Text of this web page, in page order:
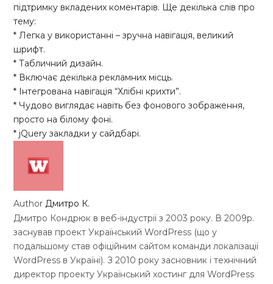
підтримку вкладених коментарів. Ще декілька слів про
тему:
* Легка у використанні – зручна навігація, великий
шрифт.
* Табличний дизайн.
* Включає декілька рекламних місць.
* Інтегрована навігація “Хлібні крихти”.
* Чудово виглядає навіть без фонового зображення,
просто на білому фоні.
* jQuery закладки у сайдбарі.
Author Дмитро К.
Дмитро Кондрюк в веб-індустрії з 2003 року. В 2009р.
заснував проект Український WordPress (що у
подальшому став офіційним сайтом команди локалізації
WordPress в Україні). З 2010 року засновник і технічний
директор проекту Український хостинг для WordPress